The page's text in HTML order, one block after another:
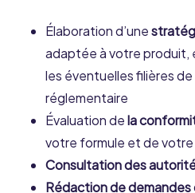
Élaboration d’une
adaptée à votre produit,
les éventuelles filières
réglementaire
Évaluation dela
votre formule et de
Consultation des
Rédaction de demandes